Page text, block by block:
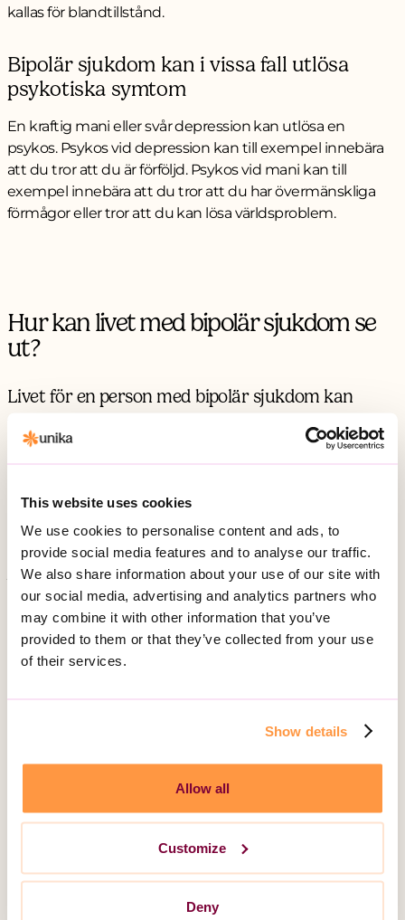
This website uses cookies
We use cookies to personalise content and ads, to
provide social media features and to analyse our traffic.
We also share information about your use of our site with
our social media, advertising and analytics partners who
may combine it with other information that you’ve
provided to them or that they’ve collected from your use
of their services.
Show details
Allow all
Customize
Deny
kallas för blandtillstånd.
Bipolär sjukdom kan i vissa fall utlösa
psykotiska symtom
En kraftig mani eller svår depression kan utlösa en
psykos. Psykos vid depression kan till exempel innebära
att du tror att du är förföljd. Psykos vid mani kan till
exempel innebära att du tror att du har övermänskliga
förmågor eller tror att du kan lösa världsproblem.
Hur kan livet med bipolär sjukdom se
ut?
Livet för en person med bipolär sjukdom kan
variera beroende på omständigheter och hur väl
din behandling fungerar. För dig med bipolär
av känslomässiga och energimässiga svängningar.
Utmaningarna påverkar allt från dina relationer till ditt
yrkesliv. Du kan växla från att vara högfungerande och
självständig, till att behöva stöd under dina maniska eller
depressiva perioder.
Regelbunden medicinsk uppföljning och ett starkt
livet med bipolär sjukdom.
Vad du själv kan göra för att underlätta
Det finns flera sätt som kan hjälpa dig att göra